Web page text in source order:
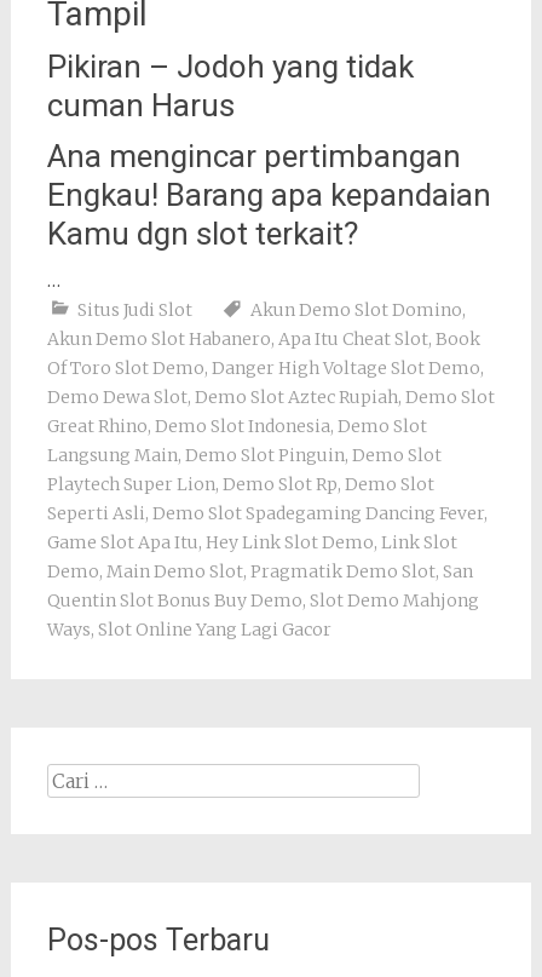
Tampil
Pikiran – Jodoh yang tidak
cuman Harus
Ana mengincar pertimbangan
Engkau! Barang apa kepandaian
Kamu dgn slot terkait?
…
Situs Judi Slot Akun Demo Slot Domino,
Akun Demo Slot Habanero, Apa Itu Cheat Slot, Book
Of Toro Slot Demo, Danger High Voltage Slot Demo,
Demo Dewa Slot, Demo Slot Aztec Rupiah, Demo Slot
Great Rhino, Demo Slot Indonesia, Demo Slot
Langsung Main, Demo Slot Pinguin, Demo Slot
Playtech Super Lion, Demo Slot Rp, Demo Slot
Seperti Asli, Demo Slot Spadegaming Dancing Fever,
Game Slot Apa Itu, Hey Link Slot Demo, Link Slot
Demo, Main Demo Slot, Pragmatik Demo Slot, San
Quentin Slot Bonus Buy Demo, Slot Demo Mahjong
Ways, Slot Online Yang Lagi Gacor
Cari
Pos-pos Terbaru